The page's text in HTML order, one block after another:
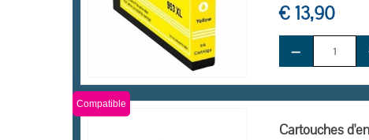
€ 13,90
−
Compatible
Cartouches